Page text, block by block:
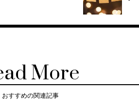
More
おすすめの関連記事